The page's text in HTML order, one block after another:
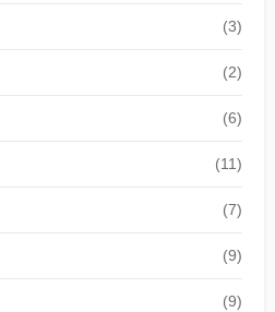
(3)
(2)
(6)
(11)
(7)
(9)
(9)